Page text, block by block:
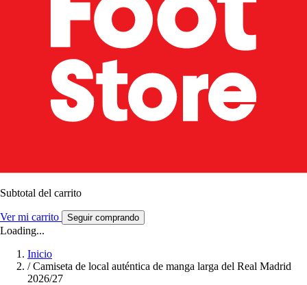
Subtotal del carrito
Ver mi carrito Seguir comprando
Loading...
Inicio
/ Camiseta de local auténtica de manga larga del Real Madrid
2026/27